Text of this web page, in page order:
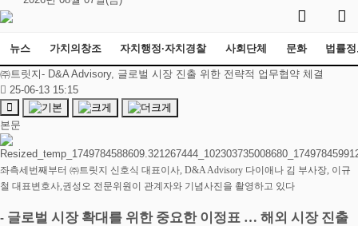
뉴스 가치의창조 자치행정·자치경찰 사회단체 문화 법률
㈜트릿지- D&A Advisory, 글로벌 시장 진출 위한 전략적 업무협약 체결
25-06-13 15:15
본문
좌측세번째부터 ㈜트릿지 신호식 대표이사, D&A Advisory 다이애나 김 부사장, 이규
철 대표변호사,권성오 전문위원이 관계자와 기념사진을 촬영하고 있다
- 글로벌 시장 확대를 위한 중요한 이정표 … 해외 시장 진출